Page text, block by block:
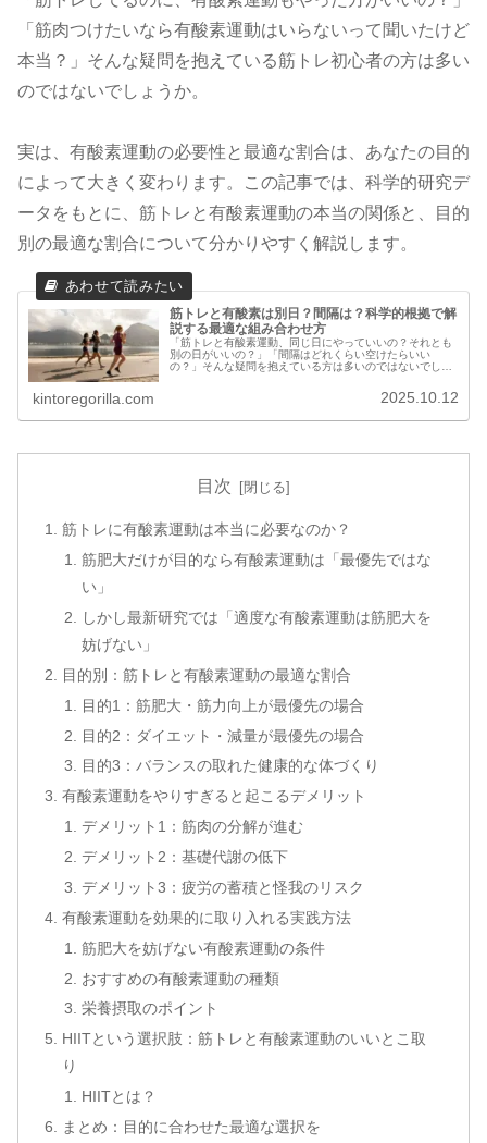
「筋肉つけたいなら有酸素運動はいらないって聞いたけど
本当？」そんな疑問を抱えている筋トレ初心者の方は多い
のではないでしょうか。
実は、有酸素運動の必要性と最適な割合は、あなたの目的
によって大きく変わります。この記事では、科学的研究デ
ータをもとに、筋トレと有酸素運動の本当の関係と、目的
別の最適な割合について分かりやすく解説します。
筋トレと有酸素は別日？間隔は？科学的根拠で解
説する最適な組み合わせ方
「筋トレと有酸素運動、同じ日にやっていいの？それとも
別の日がいいの？」「間隔はどれくらい空けたらいい
の？」そんな疑問を抱えている方は多いのではないでしょ
わってきます。筋トレと有酸素運動の最適な組み合わせ方
と間隔について、初心者にも分かりやすく解説します。
kintoregorilla.com 2025.10.12
目次
筋トレに有酸素運動は本当に必要なのか？
筋肥大だけが目的なら有酸素運動は「最優先ではな
い」
しかし最新研究では「適度な有酸素運動は筋肥大を
妨げない」
目的別：筋トレと有酸素運動の最適な割合
目的1：筋肥大・筋力向上が最優先の場合
目的2：ダイエット・減量が最優先の場合
目的3：バランスの取れた健康的な体づくり
有酸素運動をやりすぎると起こるデメリット
デメリット1：筋肉の分解が進む
デメリット2：基礎代謝の低下
デメリット3：疲労の蓄積と怪我のリスク
有酸素運動を効果的に取り入れる実践方法
筋肥大を妨げない有酸素運動の条件
おすすめの有酸素運動の種類
栄養摂取のポイント
HIITという選択肢：筋トレと有酸素運動のいいとこ取
り
HIITとは？
まとめ：目的に合わせた最適な選択を